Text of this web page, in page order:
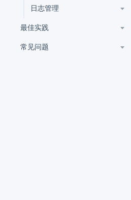
日志管理
最佳实践
常见问题